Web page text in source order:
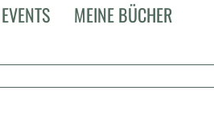
MEINE BÜCHER